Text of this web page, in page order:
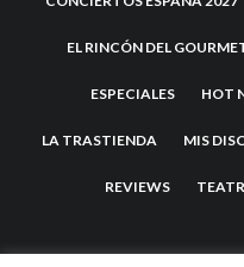
EL RINCÓN DEL
ESPECIALES HOT
LA TRASTIENDA MIS
REVIEWS